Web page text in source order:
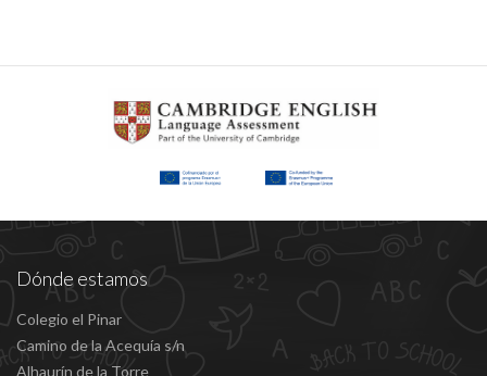
Dónde estamos
Colegio el Pinar
Camino de la Acequía s/n
Alhaurín de la Torre